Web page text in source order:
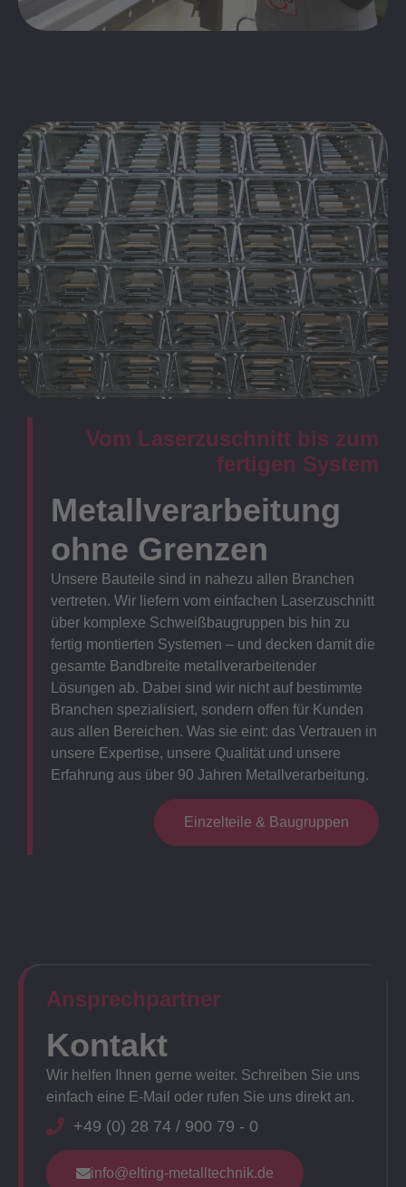
Vom Laserzuschnitt bis zum
fertigen System
Metallverarbeitung
ohne Grenzen
Unsere Bauteile sind in nahezu allen Branchen
vertreten. Wir liefern vom einfachen Laserzuschnitt
über komplexe Schweißbaugruppen bis hin zu
fertig montierten Systemen – und decken damit die
gesamte Bandbreite metallverarbeitender
Lösungen ab. Dabei sind wir nicht auf bestimmte
Branchen spezialisiert, sondern offen für Kunden
aus allen Bereichen. Was sie eint: das Vertrauen in
unsere Expertise, unsere Qualität und unsere
Erfahrung aus über 90 Jahren Metallverarbeitung.
Einzelteile & Baugruppen
Ansprechpartner​
Kontakt
Wir helfen Ihnen gerne weiter. Schreiben Sie uns
einfach eine E-Mail oder rufen Sie uns direkt an.
+49 (0) 28 74 / 900 79 - 0
info@elting-metalltechnik.de